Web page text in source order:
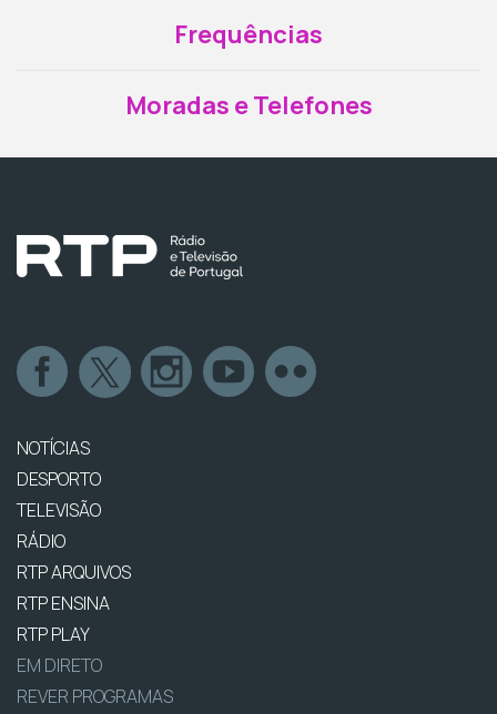
Frequências
Moradas e Telefones
NOTÍCIAS
DESPORTO
TELEVISÃO
RÁDIO
RTP ARQUIVOS
RTP ENSINA
RTP PLAY
EM DIRETO
REVER PROGRAMAS